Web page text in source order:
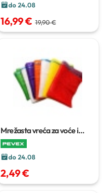
do 24.08
16,99 € 19,90 €
Mrežasta vreća za voće i
povrće10 kom.
do 24.08
2,49 €